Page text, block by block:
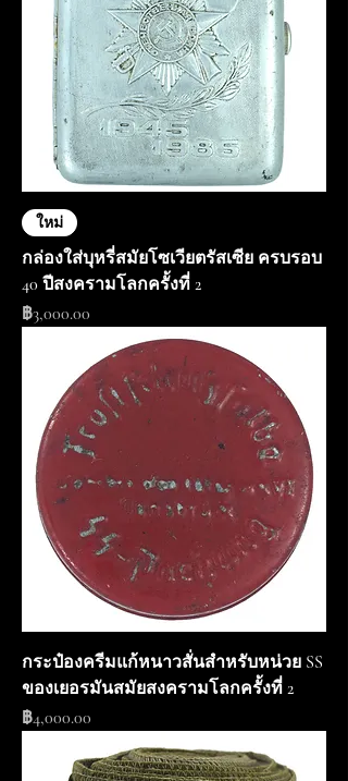
ใหม่
กล่องใส่บุหรี่สมัยโซเวียตรัสเซีย ครบรอบ
40 ปีสงครามโลกครั้งที่ 2
ราคา
฿3,000.00
กระป๋องครีมแก้หนาวสั่นสำหรับหน่วย SS
ของเยอรมันสมัยสงครามโลกครั้งที่ 2
ราคา
฿4,000.00